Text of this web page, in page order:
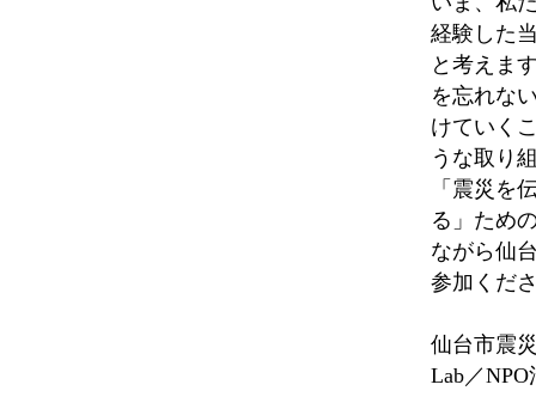
経験した
と考えま
を忘れな
けていく
うな取り
「震災を
る」ため
ながら仙
参加くだ
仙台市震
Lab／